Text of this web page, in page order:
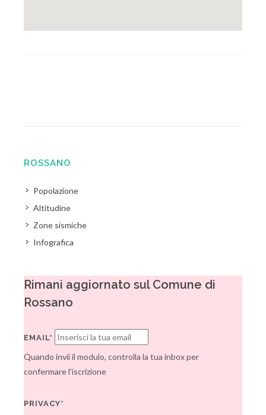
ROSSANO
Popolazione
Altitudine
Zone sismiche
Infografica
Rimani aggiornato sul Comune di
Rossano
EMAIL*
Quando invii il modulo, controlla la tua inbox per
confermare l'iscrizione
PRIVACY*